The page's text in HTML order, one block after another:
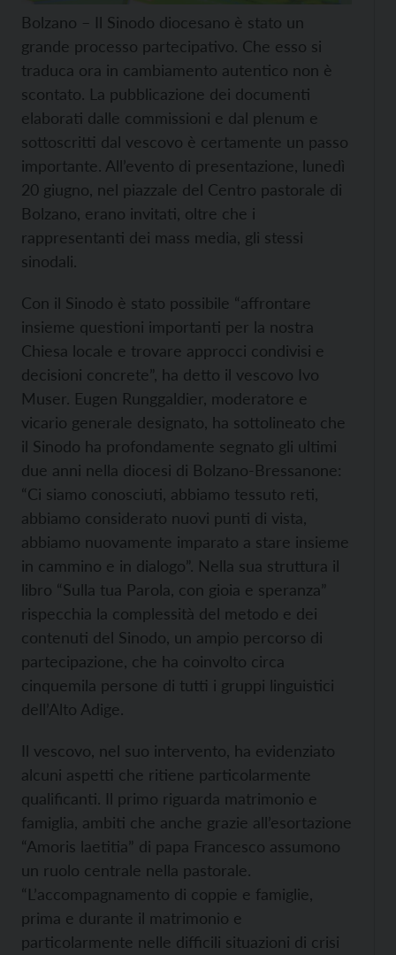
Bolzano – Il Sinodo diocesano è stato un
grande processo partecipativo. Che esso si
traduca ora in cambiamento autentico non è
scontato. La pubblicazione dei documenti
elaborati dalle commissioni e dal plenum e
sottoscritti dal vescovo è certamente un passo
importante. All’evento di presentazione, lunedì
20 giugno, nel piazzale del Centro pastorale di
Bolzano, erano invitati, oltre che i
rappresentanti dei mass media, gli stessi
sinodali.
Con il Sinodo è stato possibile “affrontare
insieme questioni importanti per la nostra
Chiesa locale e trovare approcci condivisi e
decisioni concrete”, ha detto il vescovo Ivo
Muser. Eugen Runggaldier, moderatore e
vicario generale designato, ha sottolineato che
il Sinodo ha profondamente segnato gli ultimi
due anni nella diocesi di Bolzano-Bressanone:
“Ci siamo conosciuti, abbiamo tessuto reti,
abbiamo considerato nuovi punti di vista,
abbiamo nuovamente imparato a stare insieme
in cammino e in dialogo”. Nella sua struttura il
libro “Sulla tua Parola, con gioia e speranza”
rispecchia la complessità del metodo e dei
contenuti del Sinodo, un ampio percorso di
partecipazione, che ha coinvolto circa
cinquemila persone di tutti i gruppi linguistici
dell’Alto Adige.
Il vescovo, nel suo intervento, ha evidenziato
alcuni aspetti che ritiene particolarmente
qualificanti. Il primo riguarda matrimonio e
famiglia, ambiti che anche grazie all’esortazione
“Amoris laetitia” di papa Francesco assumono
un ruolo centrale nella pastorale.
“L’accompagnamento di coppie e famiglie,
prima e durante il matrimonio e
particolarmente nelle difficili situazioni di crisi